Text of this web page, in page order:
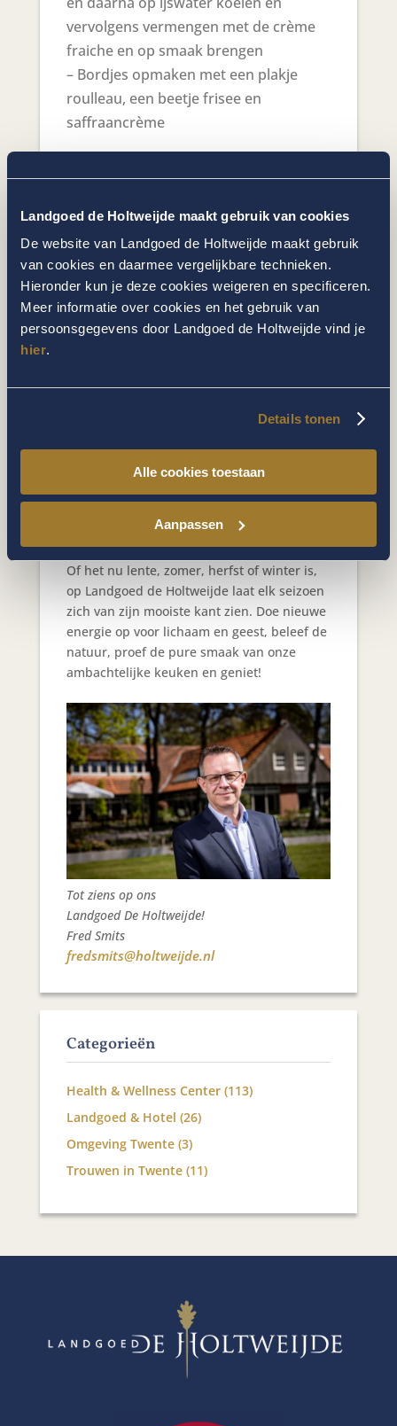
Landgoed de Holtweijde maakt gebruik van cookies
De website van Landgoed de Holtweijde maakt gebruik
van cookies en daarmee vergelijkbare technieken.
Hieronder kun je deze cookies weigeren en specificeren.
Meer informatie over cookies en het gebruik van
persoonsgegevens door Landgoed de Holtweijde vind je
hier.
Details tonen
Alle cookies toestaan
Aanpassen
vervolgens vermengen met de crème
fraiche en op smaak brengen
– Bordjes opmaken met een plakje
roulleau, een beetje frisee en
saffraancrème
Facebook
Twitter
Pinterest
Genieten is van alle tijden
Of het nu lente, zomer, herfst of winter is,
op Landgoed de Holtweijde laat elk seizoen
zich van zijn mooiste kant zien. Doe nieuwe
energie op voor lichaam en geest, beleef de
natuur, proef de pure smaak van onze
ambachtelijke keuken en geniet!
Tot ziens op ons
Landgoed De Holtweijde!
Fred Smits
fredsmits@holtweijde.nl
Categorieën
Health & Wellness Center(113)
Landgoed & Hotel (26)
Omgeving Twente(3)
Trouwen in Twente(11)